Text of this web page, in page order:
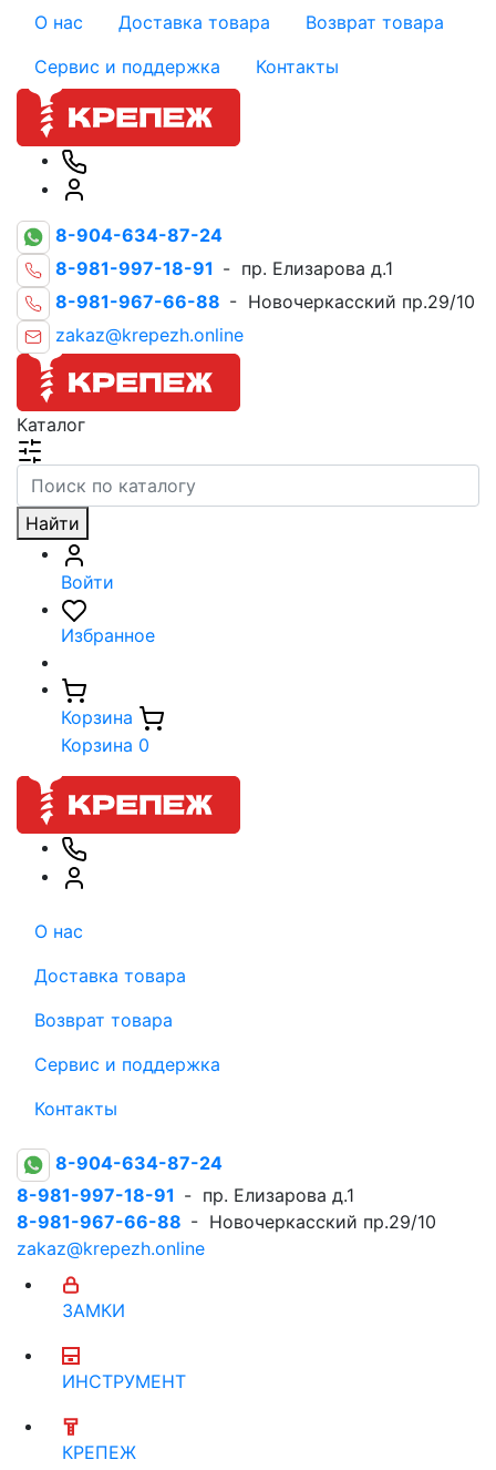
О нас Доставка товара
Возврат товара
Сервис и поддержка
Контакты
8-904-634-87-24
8-981-997-18-91 - пр. Елизарова д.1
8-981-967-66-88 - Новочеркасский пр.29/10
zakaz@krepezh.online
Каталог
Найти
Войти
Избранное
Корзина
Корзина 0
О нас
Доставка товара
Возврат товара
Сервис и поддержка
Контакты
8-904-634-87-24
8-981-997-18-91 - пр. Елизарова д.1
8-981-967-66-88 - Новочеркасский пр.29/10
zakaz@krepezh.online
ЗАМКИ
ИНСТРУМЕНТ
КРЕПЕЖ